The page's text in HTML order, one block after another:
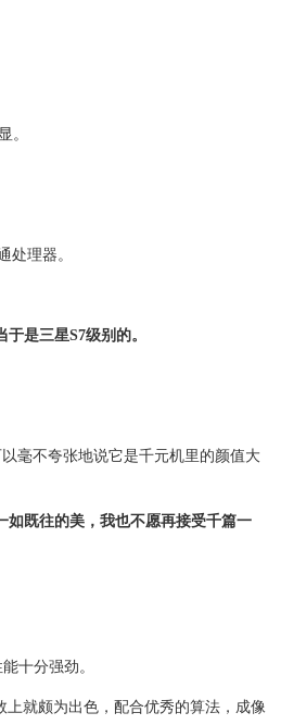
。
处理器。
是三星S7级别的。
毫不夸张地说它是千元机里的颜值大
如既往的美，我也不愿再接受千篇一
十分强劲。
就颇为出色，配合优秀的算法，成像